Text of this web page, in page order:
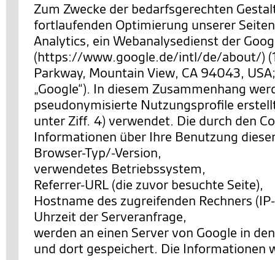
Zum Zwecke der bedarfsgerechten
fortlaufenden Optimierung unserer
Analytics, ein Webanalysedienst der
(https://www.google.de/intl/de/about/)
Parkway, Mountain View, CA 94043,
„Google“). In diesem Zusammenhang
pseudonymisierte Nutzungsprofile
unter Ziff. 4) verwendet. Die durch den
Informationen über Ihre Benutzung
Browser-Typ/-Version,
verwendetes Betriebssystem,
Referrer-URL (die zuvor besuchte Seite),
Hostname des zugreifenden Rechners
Uhrzeit der Serveranfrage,
werden an einen Server von Google in
und dort gespeichert. Die Informationen